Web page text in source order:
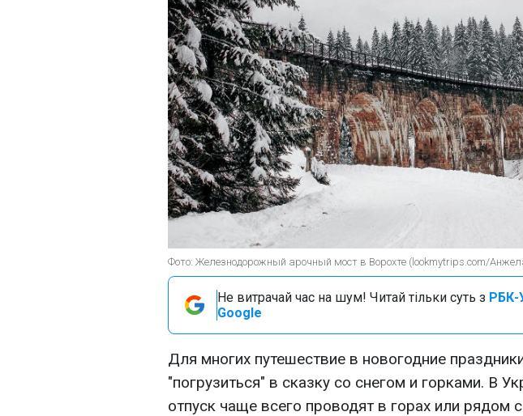
Фото: Железнодорожный арочный мост в Ворохте (lookmytrips.com/
Не витрачай час на шум! Читай тільки суть з РБК-
Google
Для многих путешествие в новогодние
"погрузиться" в сказку со снегом и горками. В
отпуск чаще всего проводят в горах или рядом